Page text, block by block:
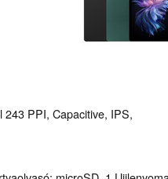
243 PPI, Capacitive, IPS,